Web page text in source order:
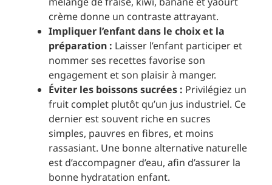
crème donne un contraste attrayant.
Impliquer l’enfant dans le choix et la
préparation : Laisser l’enfant participer et
nommer ses recettes favorise son
engagement et son plaisir à manger.
Éviter les boissons sucrées : Privilégiez un
fruit complet plutôt qu’un jus industriel. Ce
dernier est souvent riche en sucres
simples, pauvres en fibres, et moins
rassasiant. Une bonne alternative naturelle
est d’accompagner d’eau, afin d’assurer la
bonne hydratation enfant.